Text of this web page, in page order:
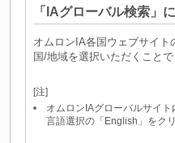
「IAグローバル検索」
オムロンIA各国ウェブサイ
国/地域を選択いただくこと
[注]
オムロンIAグローバルサイ
言語選択の「English」をク